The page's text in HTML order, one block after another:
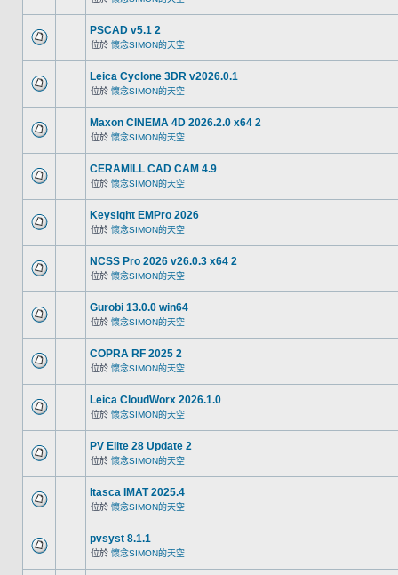
PSCAD v5.1 2
位於 懷念SIMON的天空
Leica Cyclone 3DR v2026.0.1
位於 懷念SIMON的天空
Maxon CINEMA 4D 2026.2.0 x64 2
位於 懷念SIMON的天空
CERAMILL CAD CAM 4.9
位於 懷念SIMON的天空
Keysight EMPro 2026
位於 懷念SIMON的天空
NCSS Pro 2026 v26.0.3 x64 2
位於 懷念SIMON的天空
Gurobi 13.0.0 win64
位於 懷念SIMON的天空
COPRA RF 2025 2
位於 懷念SIMON的天空
Leica CloudWorx 2026.1.0
位於 懷念SIMON的天空
PV Elite 28 Update 2
位於 懷念SIMON的天空
Itasca IMAT 2025.4
位於 懷念SIMON的天空
pvsyst 8.1.1
位於 懷念SIMON的天空